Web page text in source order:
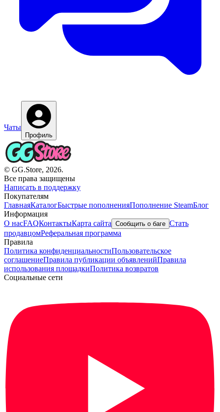
Чаты
Профиль
© GG.Store, 2026.
Все права защищены
Написать в поддержку
Покупателям
ГлавнаяКаталогБыстрые пополненияПополнение SteamБлог
Информация
О насFAQКонтактыКарта сайта Сообщить о баге Стать
продавцомРеферальная программа
Правила
Политика конфиденциальностиПользовательское
соглашениеПравила публикации объявленийПравила
использования площадкиПолитика возвратов
Социальные сети